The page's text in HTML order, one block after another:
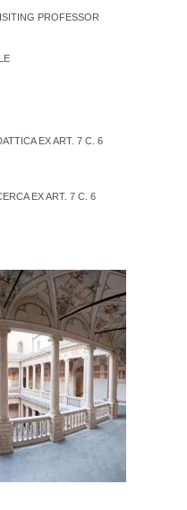
PROFESSOR
EX ART. 7 C. 6
EX ART. 7 C. 6